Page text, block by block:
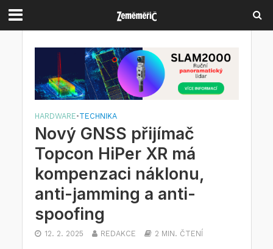
HARDWARE•TECHNIKA
Nový GNSS přijímač
Topcon HiPer XR má
kompenzaci náklonu,
anti-jamming a anti-
spoofing
12. 2. 2025 REDAKCE 2 MIN. ČTENÍ